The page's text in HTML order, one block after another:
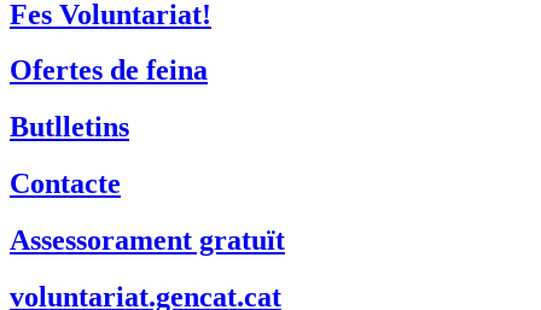
Fes Voluntariat!
Ofertes de feina
Butlletins
Contacte
Assessorament gratuït
voluntariat.gencat.cat